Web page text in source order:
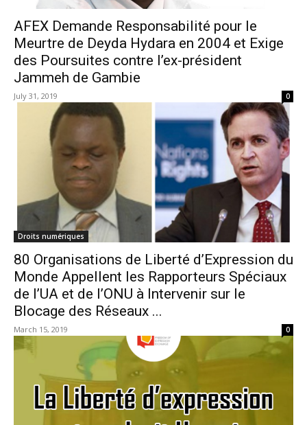
AFEX Demande Responsabilité pour le
Meurtre de Deyda Hydara en 2004 et Exige
des Poursuites contre l’ex-président
Jammeh de Gambie
July 31, 2019 0
Droits numériques
80 Organisations de Liberté d’Expression du
Monde Appellent les Rapporteurs Spéciaux
de l’UA et de l’ONU à Intervenir sur le
Blocage des Réseaux ...
March 15, 2019 0